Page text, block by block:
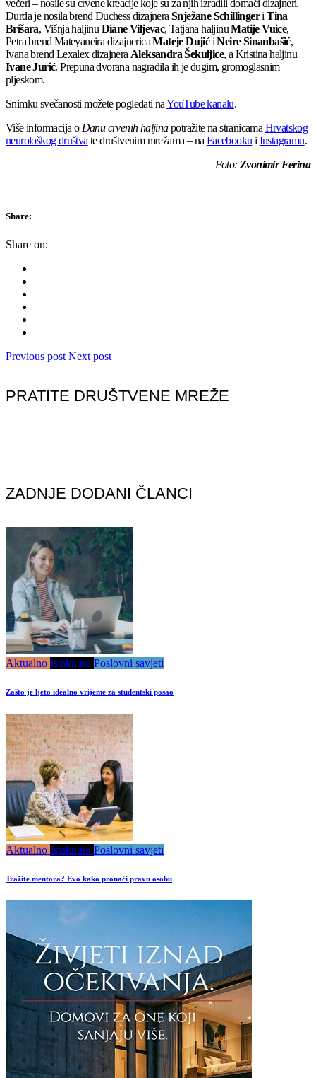
večeri – nosile su crvene kreacije koje su za njih izradili domaći dizajneri.
Đurđa je nosila brend Duchess dizajnera Snježane SchillingeriTina
Brišara, Višnja haljinu Diane Viljevac, Tatjana haljinuMatije Vuice,
Petra brend Mateyaneira dizajnericaMateje DujićiNeire Sinanbašić,
Ivana brend Lexalex dizajnera Aleksandra Šekuljice, a Kristina haljinu
Ivane Jurić. Prepuna dvorana nagradila ih je dugim, gromoglasnim
pljeskom.
Snimku svečanosti možete pogledati naYouTube kanalu.
Više informacija o Danu crvenih haljinapotražite na stranicama Hrvatskog
neurološkog društva te društvenim mrežama – na Facebooku i Instagramu.
Foto: Zvonimir Ferina
Share:
Share on:
Previous post Next post
PRATITE DRUŠTVENE MREŽE
ZADNJE DODANI ČLANCI
Aktualno Istaknuto Poslovni savjeti
Zašto je ljeto idealno vrijeme za studentski posao
Aktualno Istaknuto Poslovni savjeti
Tražite mentora? Evo kako pronaći pravu osobu